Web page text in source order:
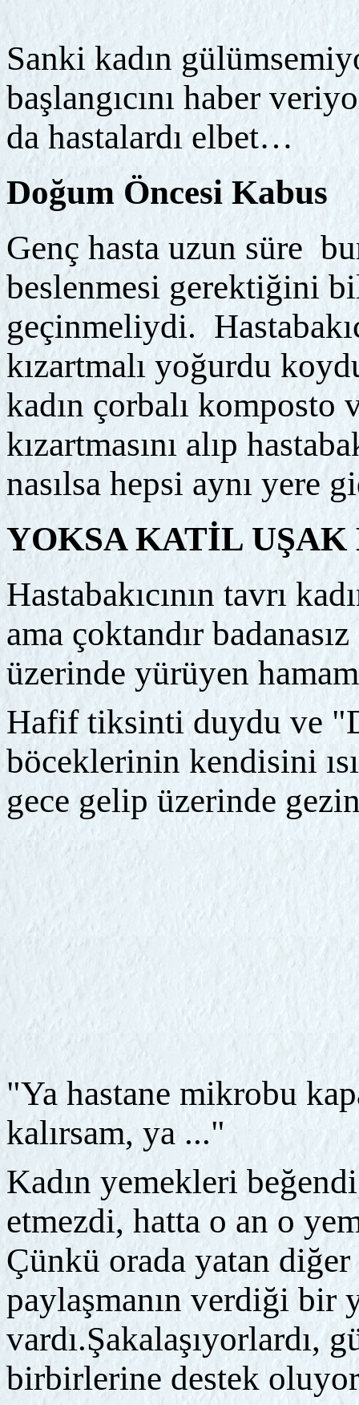
Sanki kadın
başlangıcını haber
da hastalardı elbet…
Doğum Öncesi Kabus
Genç hasta uzun süre
beslenmesi gerektiğini
geçinmeliydi.
kızartmalı yoğurdu
kadın çorbalı komposto
kızartmasını alıp
nasılsa hepsi aynı yere
YOKSA KATİL UŞAK
Hastabakıcının tavrı
ama çoktandır
üzerinde yürüyen
Hafif tiksinti duydu ve
böceklerinin kendisini
gece gelip üzerinde
"Ya hastane mikrobu
kalırsam, ya ..."
Kadın yemekleri
etmezdi, hatta o an o
Çünkü orada yatan diğer
paylaşmanın verdiği bir
vardı.Şakalaşıyorlardı,
birbirlerine destek